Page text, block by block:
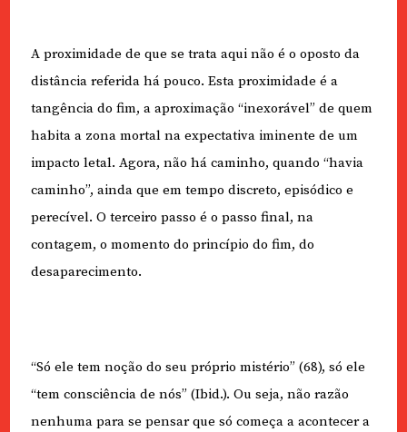
A proximidade de que se trata aqui não é o oposto da
distância referida há pouco. Esta proximidade é a
tangência do fim, a aproximação “inexorável” de quem
habita a zona mortal na expectativa iminente de um
impacto letal. Agora, não há caminho, quando “havia
caminho”, ainda que em tempo discreto, episódico e
perecível. O terceiro passo é o passo final, na
contagem, o momento do princípio do fim, do
desaparecimento.
“Só ele tem noção do seu próprio mistério” (68), só ele
“tem consciência de nós” (Ibid.). Ou seja, não razão
nenhuma para se pensar que só começa a acontecer a